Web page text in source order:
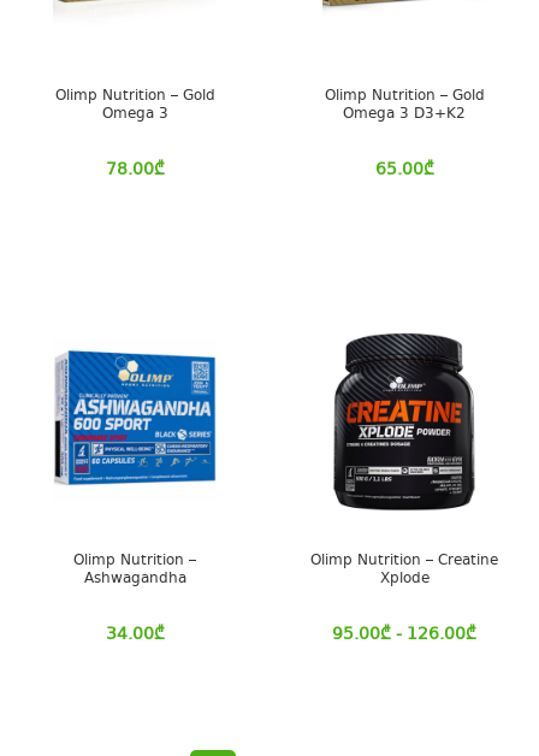
Olimp Nutrition – Gold
Omega 3
78.00₾
Olimp Nutrition – Gold
Omega 3 D3+K2
65.00₾
Olimp Nutrition –
Ashwagandha
34.00₾
Olimp Nutrition – Creatine
Xplode
95.00₾- 126.00₾